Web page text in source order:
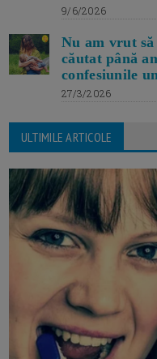
9/6/2026
Nu am vrut
căutat până
confesiunile
27/3/2026
ULTIMILE ARTICOLE